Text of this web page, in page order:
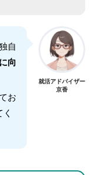
自
向
お
就活アドバイザー
京香